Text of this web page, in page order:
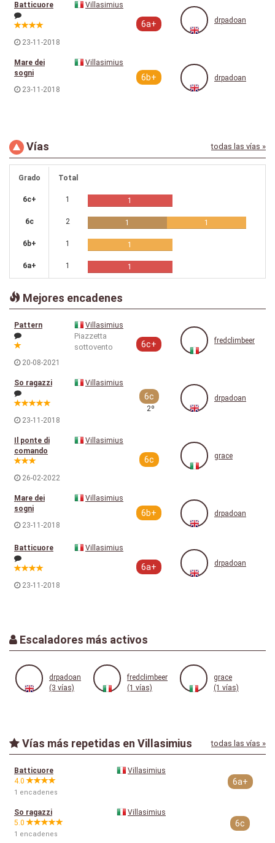
Batticuore
23-11-2018
Villasimius
6a+ drpadoan
Mare dei
sogni
23-11-2018
Villasimius
6b+ drpadoan
Vías todas las vías »
Grado Total
6c+ 1 1
6c 2 1 1
6b+ 1 1
6a+ 1 1
Mejores encadenes
Pattern
20-08-2021
Villasimius
Piazzetta
sottovento
6c+ fredclimbeer
So ragazzi
23-11-2018
Villasimius
6c
2º
drpadoan
Il ponte di
comando
26-02-2022
Villasimius
6c grace
Mare dei
sogni
23-11-2018
Villasimius
6b+ drpadoan
Batticuore
23-11-2018
Villasimius
6a+ drpadoan
Escaladores más activos
drpadoan
(3 vías)
fredclimbeer
(1 vías)
grace
(1 vías)
Vías más repetidas en Villasimius todas las vías »
Batticuore
4.0
1 encadenes
Villasimius
6a+
So ragazzi
5.0
1 encadenes
Villasimius
6c